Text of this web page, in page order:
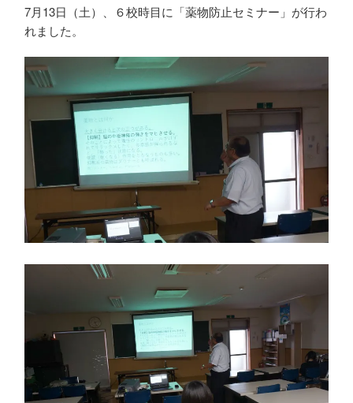
薬物防止セミナー
7月13日（土）、６校時目に「薬物防止セミナー」が行わ
れました。